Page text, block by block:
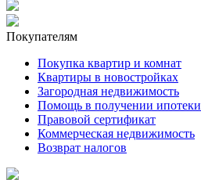
Покупателям
Покупка квартир и комнат
Квартиры в новостройках
Загородная недвижимость
Помощь в получении ипотеки
Правовой сертификат
Коммерческая недвижимость
Возврат налогов